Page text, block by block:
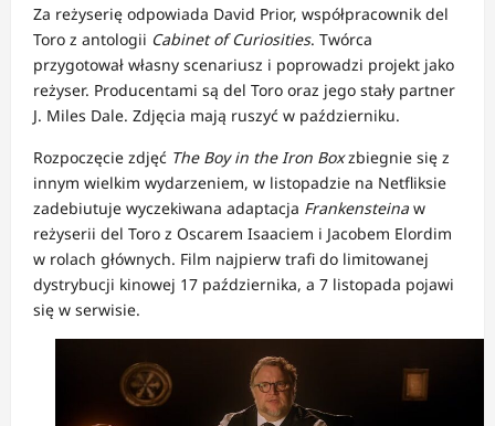
Za reżyserię odpowiada David Prior, współpracownik del
Toro z antologii Cabinet of Curiosities. Twórca
przygotował własny scenariusz i poprowadzi projekt jako
reżyser. Producentami są del Toro oraz jego stały partner
J. Miles Dale. Zdjęcia mają ruszyć w październiku.
Rozpoczęcie zdjęć The Boy in the Iron Boxzbiegnie się z
innym wielkim wydarzeniem, w listopadzie na Netfliksie
zadebiutuje wyczekiwana adaptacja Frankensteina w
reżyserii del Toro z Oscarem Isaaciem i Jacobem Elordim
w rolach głównych. Film najpierw trafi do limitowanej
dystrybucji kinowej 17 października, a 7 listopada pojawi
się w serwisie.